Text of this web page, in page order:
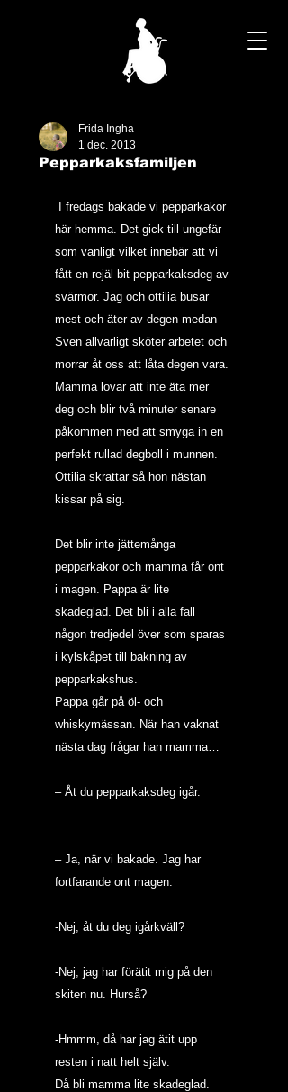
Pepparkaksfamiljen
Frida Ingha
1 dec. 2013
här hemma. Det gick till ungefär
som vanligt vilket innebär att vi
fått en rejäl bit pepparkaksdeg av
svärmor. Jag och ottilia busar
mest och äter av degen medan
Sven allvarligt sköter arbetet och
morrar åt oss att låta degen vara.
Mamma lovar att inte äta mer
deg och blir två minuter senare
påkommen med att smyga in en
perfekt rullad degboll i munnen.
Ottilia skrattar så hon nästan
kissar på sig.
Det blir inte jättemånga
pepparkakor och mamma får ont
i magen. Pappa är lite
skadeglad. Det bli i alla fall
någon tredjedel över som sparas
i kylskåpet till bakning av
pepparkakshus.
Pappa går på öl- och
whiskymässan. När han vaknat
nästa dag frågar han mamma…
– Åt du pepparkaksdeg igår.
– Ja, när vi bakade. Jag har
fortfarande ont magen.
-Nej, åt du deg igårkväll?
-Nej, jag har förätit mig på den
skiten nu. Hurså?
-Hmmm, då har jag ätit upp
resten i natt helt själv.
Då bli mamma lite skadeglad.